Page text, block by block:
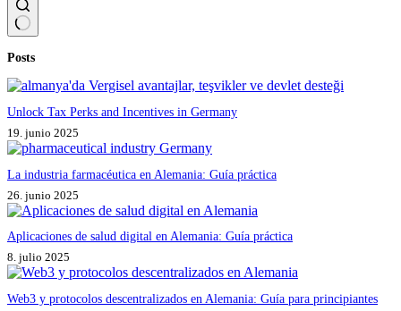
resultados
Posts
Unlock Tax Perks and Incentives in Germany
19. junio 2025
La industria farmacéutica en Alemania: Guía práctica
26. junio 2025
Aplicaciones de salud digital en Alemania: Guía práctica
8. julio 2025
Web3 y protocolos descentralizados en Alemania: Guía para principiantes